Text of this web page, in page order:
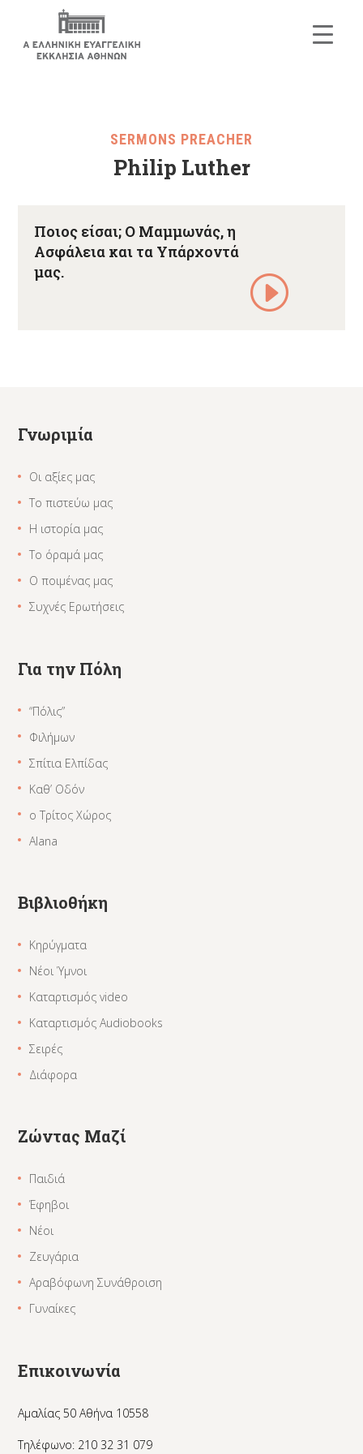
SERMONS PREACHER
Philip Luther
Ποιος είσαι; Ο Μαμμωνάς, η
Ασφάλεια και τα Υπάρχοντά
μας.
Γνωριμία
Οι αξίες μας
Το πιστεύω μας
Η ιστορία μας
Το όραμά μας
Ο ποιμένας μας
Συχνές Ερωτήσεις
Για την Πόλη
“Πόλις”
Φιλήμων
Σπίτια Ελπίδας
Καθ’ Οδόν
ο Τρίτος Χώρος
Alana
Βιβλιοθήκη
Κηρύγματα
Νέοι Ύμνοι
Καταρτισμός video
Καταρτισμός Audiobooks
Σειρές
Διάφορα
Ζώντας Μαζί
Παιδιά
Έφηβοι
Νέοι
Ζευγάρια
Αραβόφωνη Συνάθροιση
Γυναίκες
Επικοινωνία
Αμαλίας 50 Αθήνα 10558
Τηλέφωνο: 210 32 31 079